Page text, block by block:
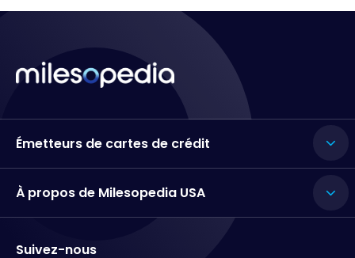
Émetteurs de cartes de crédit
À propos de Milesopedia USA
Suivez-nous